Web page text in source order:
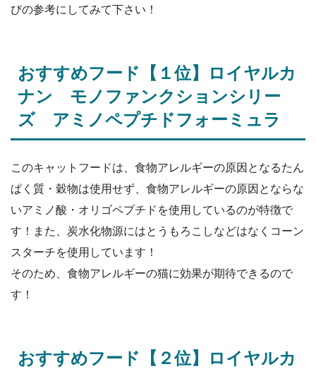
びの参考にしてみて下さい！
おすすめフード【１位】ロイヤルカ
ナン モノファンクションシリー
ズ アミノペプチドフォーミュラ
このキャットフードは、食物アレルギーの原因となるたん
ぱく質・穀物は使用せず、食物アレルギーの原因とならな
いアミノ酸・オリゴペプチドを使用しているのが特徴で
す！また、炭水化物源にはとうもろこしなどはなくコーン
スターチを使用しています！
そのため、食物アレルギーの猫に効果が期待できるので
す！
おすすめフード【２位】ロイヤルカ